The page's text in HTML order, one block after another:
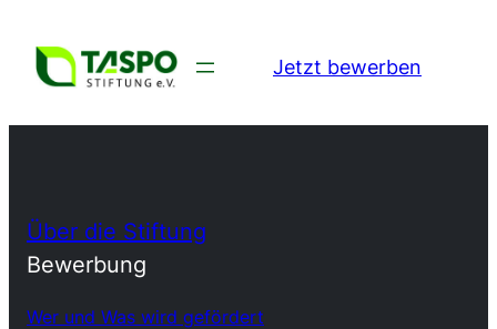
Jetzt bewerben
Über die Stiftung
Bewerbung
Wer und Was wird gefördert